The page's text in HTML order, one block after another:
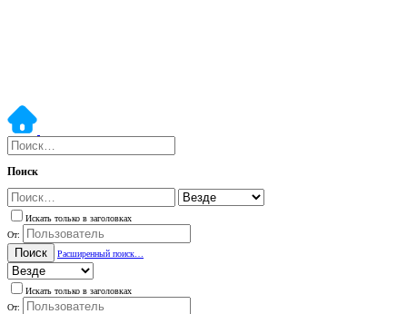
Поиск
Искать только в заголовках
От:
Поиск Расширенный поиск…
Искать только в заголовках
От: